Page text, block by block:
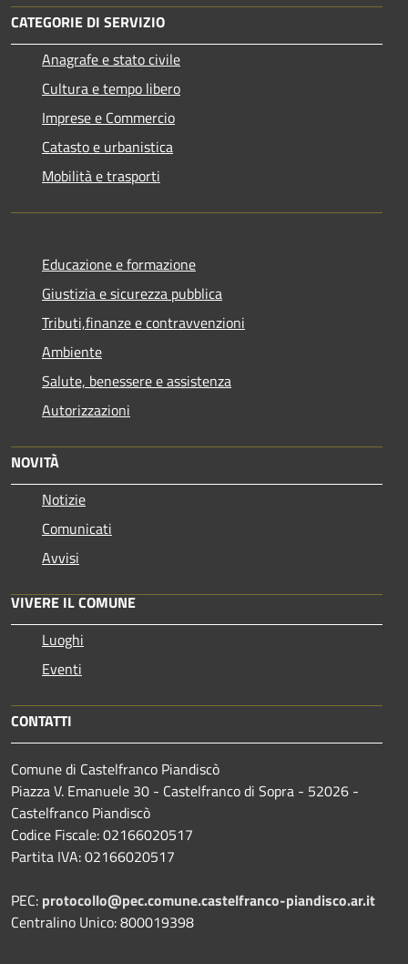
CATEGORIE DI SERVIZIO
Anagrafe e stato civile
Cultura e tempo libero
Imprese e Commercio
Catasto e urbanistica
Mobilità e trasporti
Educazione e formazione
Giustizia e sicurezza pubblica
Tributi,finanze e contravvenzioni
Ambiente
Salute, benessere e assistenza
Autorizzazioni
NOVITÀ
Notizie
Comunicati
Avvisi
VIVERE IL COMUNE
Luoghi
Eventi
CONTATTI
Comune di Castelfranco Piandiscò
Piazza V. Emanuele 30 - Castelfranco di Sopra - 52026 -
Castelfranco Piandiscò
Codice Fiscale: 02166020517
Partita IVA: 02166020517
PEC: protocollo@pec.comune.castelfranco-piandisco.ar.it
Centralino Unico: 800019398